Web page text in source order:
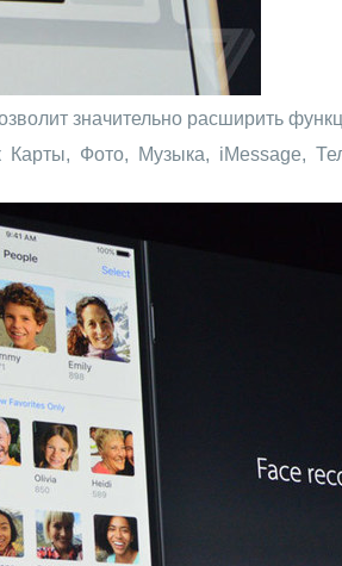
значительно расширить
Фото, Музыка, iMessage,